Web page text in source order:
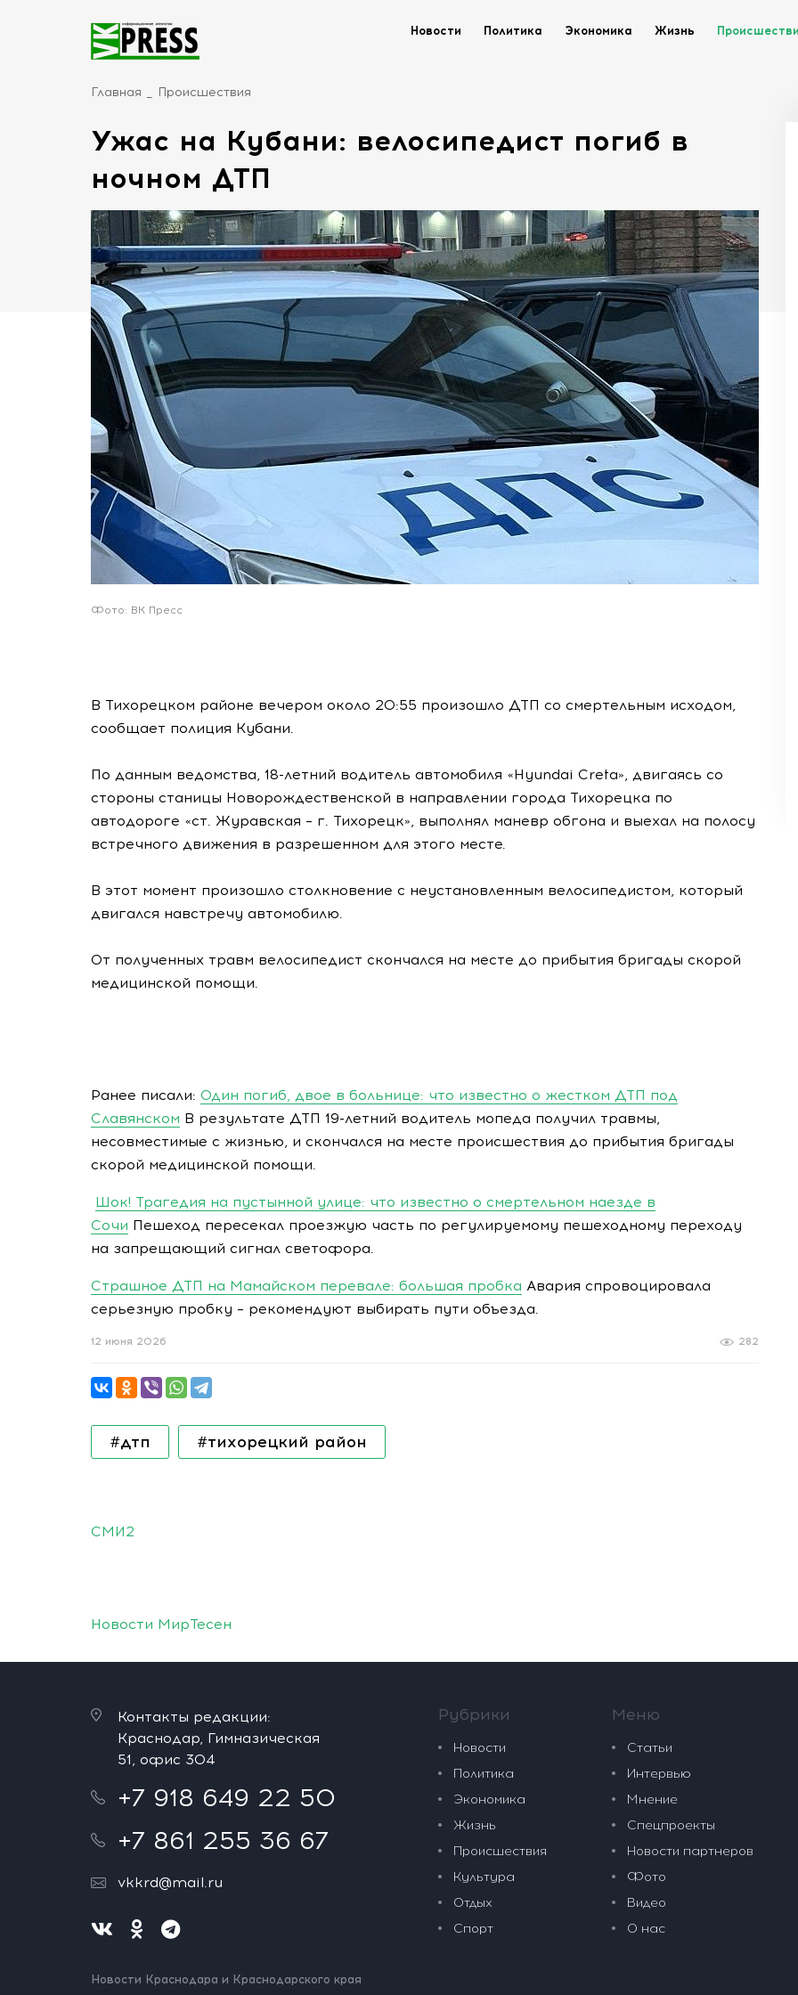
Новости Политика Экономика Жизнь
Главная Происшествия
Ужас на Кубани: велосипедист погиб в
ночном ДТП
Фото: ВК Пресс
В Тихорецком районе вечером около 20:55 произошло ДТП со смертельным исходом,
сообщает полиция Кубани.
По данным ведомства, 18-летний водитель автомобиля «Hyundai Creta», двигаясь со
стороны станицы Новорождественской в направлении города Тихорецка по
автодороге «ст. Журавская – г. Тихорецк», выполнял маневр обгона и выехал на полосу
встречного движения в разрешенном для этого месте.
В этот момент произошло столкновение с неустановленным велосипедистом, который
двигался навстречу автомобилю.
От полученных травм велосипедист скончался на месте до прибытия бригады скорой
медицинской помощи.
Ранее писали: Один погиб, двое в больнице: что известно о жестком ДТП под
Славянском В результате ДТП 19-летний водитель мопеда получил травмы,
несовместимые с жизнью, и скончался на месте происшествия до прибытия бригады
скорой медицинской помощи.
Шок! Трагедия на пустынной улице: что известно о смертельном наезде в
Сочи Пешеход пересекал проезжую часть по регулируемому пешеходному переходу
на запрещающий сигнал светофора.
Страшное ДТП на Мамайском перевале: большая пробка Авария спровоцировала
серьезную пробку – рекомендуют выбирать пути объезда.
282
12 июня 2026
#дтп #тихорецкий район
СМИ2
Новости МирТесен
Контакты редакции:
Краснодар, Гимназическая
51, офис 304
+7 918 649 22 50
+7 861 255 36 67
vkkrd@mail.ru
Новости Краснодара и Краснодарского края
Рубрики
Новости
Политика
Экономика
Жизнь
Происшествия
Культура
Отдых
Спорт
Меню
Статьи
Интервью
Мнение
Спецпроекты
Новости партнеров
Фото
Видео
О нас